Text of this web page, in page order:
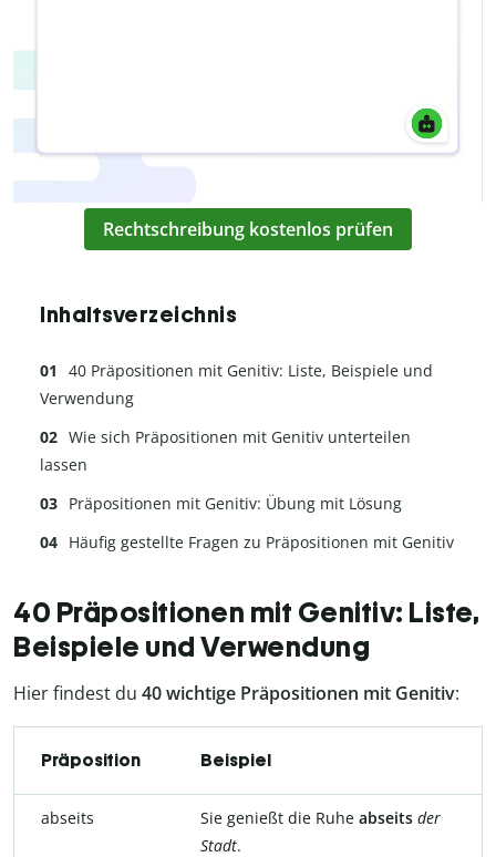
Rechtschreibung kostenlos prüfen
Inhaltsverzeichnis
40 Präpositionen mit Genitiv: Liste, Beispiele und
Verwendung
Wie sich Präpositionen mit Genitiv unterteilen
lassen
Präpositionen mit Genitiv: Übung mit Lösung
Häufig gestellte Fragen zu Präpositionen mit Genitiv
40 Präpositionen mit Genitiv: Liste,
Beispiele und Verwendung
Hier findest du 40 wichtige Präpositionen mit Genitiv:
Präposition Beispiel
abseits Sie genießt die Ruhe abseits der
Stadt.